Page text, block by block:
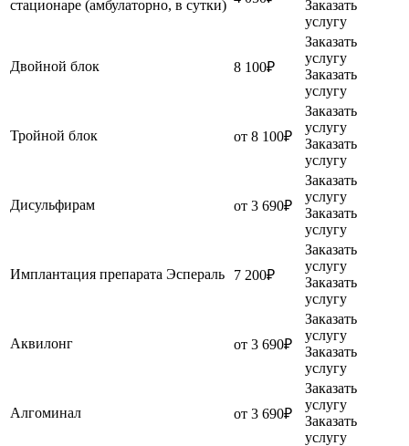
стационаре (амбулаторно, в сутки)
Заказать
услугу
Двойной блок 8 100₽
Заказать
услугу
Заказать
услугу
Тройной блок от 8 100₽
Заказать
услугу
Заказать
услугу
Дисульфирам от 3 690₽
Заказать
услугу
Заказать
услугу
Имплантация препарата Эспераль 7 200₽
Заказать
услугу
Заказать
услугу
Аквилонг от 3 690₽
Заказать
услугу
Заказать
услугу
Алгоминал от 3 690₽
Заказать
услугу
Заказать
услугу